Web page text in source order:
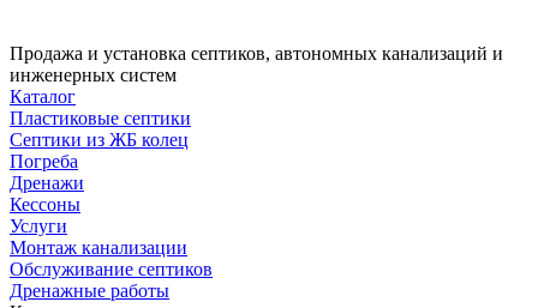
Продажа и установка септиков, автономных канализаций и
инженерных систем
Каталог
Пластиковые септики
Септики из ЖБ колец
Погреба
Дренажи
Кессоны
Услуги
Монтаж канализации
Обслуживание септиков
Дренажные работы